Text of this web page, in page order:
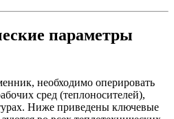
параметры
необходимо оперировать
сред (теплоносителей),
Ниже приведены ключевые